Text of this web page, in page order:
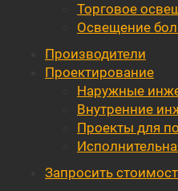
Торговое
Освещение
Производители
Проектирование
Наружные
Внутренние
Проекты для
Запросить